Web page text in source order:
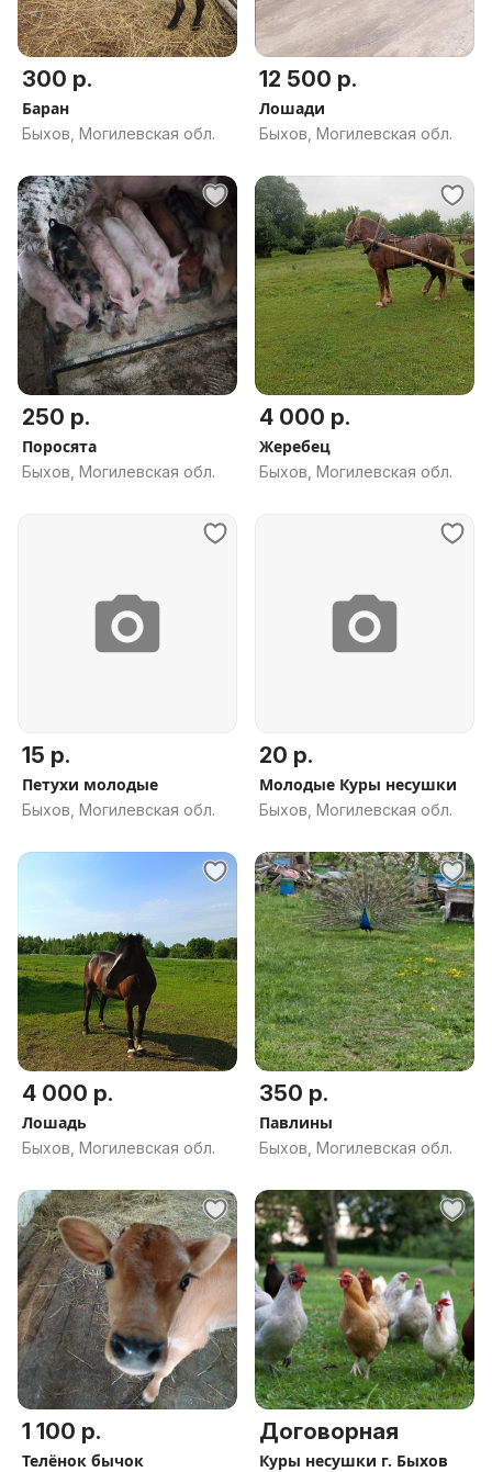
300 р.
Баран
Быхов, Могилевская обл.
12 500 р.
Лошади
Быхов, Могилевская обл.
250 р.
Поросята
Быхов, Могилевская обл.
4 000 р.
Жеребец
Быхов, Могилевская обл.
15 р.
Петухи молодые
Быхов, Могилевская обл.
20 р.
Молодые Куры несушки
Быхов, Могилевская обл.
4 000 р.
Лошадь
Быхов, Могилевская обл.
350 р.
Павлины
Быхов, Могилевская обл.
1 100 р.
Телёнок бычок
Договорная
Куры несушки г. Быхов